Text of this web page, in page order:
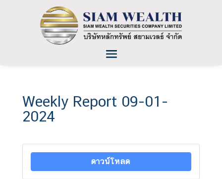
Weekly Report 09-01-
2024
ดาวน์โหลด